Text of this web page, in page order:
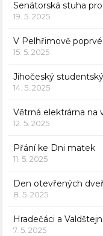
Senátorská stuha
19. 5. 2025
V Pelhřimově
15. 5. 2025
Jihočeský
14. 5. 2025
Větrná elektrárna na
12. 5. 2025
Přání ke Dni matek
11. 5. 2025
Den otevřených
8. 5. 2025
Hradečáci a
7. 5. 2025